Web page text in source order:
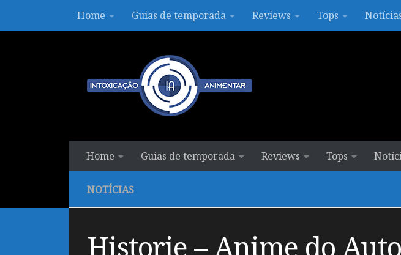
Skip to contentHome Guias de temporada Reviews Tops
Home Guias de temporada Reviews Tops
NOTÍCIAS
Historie – Anime do